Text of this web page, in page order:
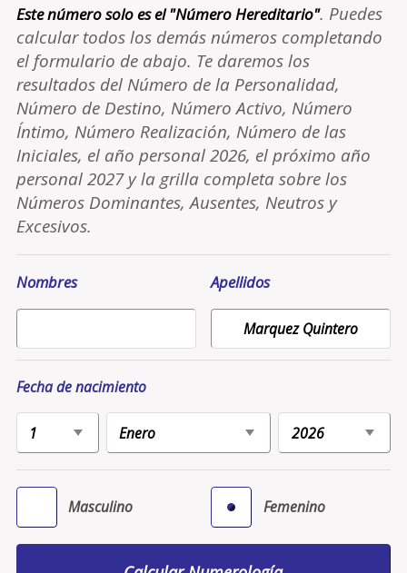
Este número solo es el "Número Hereditario". Puedes
calcular todos los demás números completando
el formulario de abajo. Te daremos los
resultados del Número de la Personalidad,
Número de Destino, Número Activo, Número
Íntimo, Número Realización, Número de las
Iniciales, el año personal 2026, el próximo año
personal 2027 y la grilla completa sobre los
Números Dominantes, Ausentes, Neutros y
Excesivos.
Nombres Apellidos
Fecha de nacimiento
Masculino Femenino